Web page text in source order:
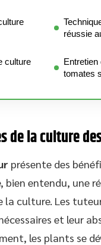
culture
réussie
tomates
de la culture
présente des
bien entendu, une
culture. Les
et leur
les plants se